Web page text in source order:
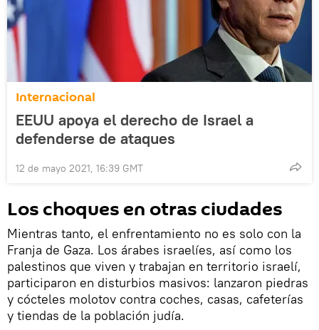
Internacional
EEUU apoya el derecho de Israel a
defenderse de ataques
12 de mayo 2021, 16:39 GMT
Los choques en otras ciudades
Mientras tanto, el enfrentamiento no es solo con la
Franja de Gaza. Los árabes israelíes, así como los
palestinos que viven y trabajan en territorio israelí,
participaron en disturbios masivos: lanzaron piedras
y cócteles molotov contra coches, casas, cafeterías
y tiendas de la población judía.